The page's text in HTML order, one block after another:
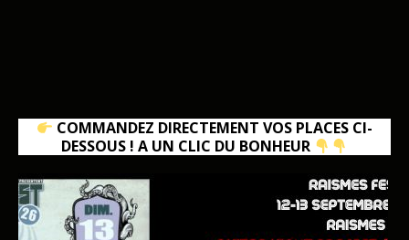
COMMANDEZ DIRECTEMENT VOS PLACES CI-
DESSOUS ! A UN CLIC DU BONHEUR